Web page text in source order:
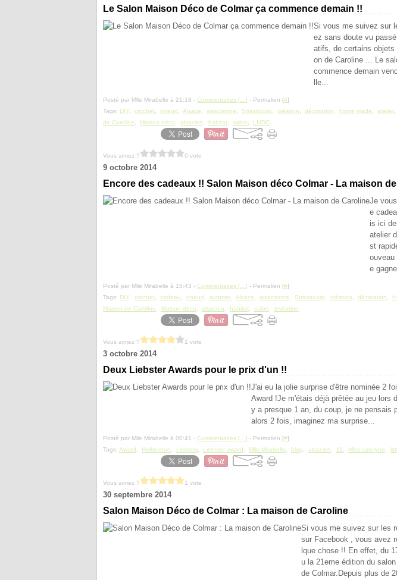
Le Salon Maison Déco de Colmar ça commence demain !!
Si vous me suivez sur
ez sans doute vu
atifs, de certains
on de Caroline ... Le
commence demain
lle...
Posté par Mlle Mirabelle à 21:18 - Commentaires [ ] - Permalien [#]
Tags: DIY crochet noeud Alsace alsacienne Strasbourg création décoration home made atelier,
de Caroline
Maison déco alsacien habitat salon LMDC
Vous aimez ? 0 vote
9 octobre 2014
Encore des cadeaux !! Salon Maison déco Colmar - La maison
Je
e
is ici
atelier
st
ouveau
e
Posté par Mlle Mirabelle à 15:43 - Commentaires [ ] - Permalien [#]
Tags: DIY crochet cadeau noeud surprise Alsace alsacienne Strasbourg création décoration
Maison de Caroline
Maison déco alsacien habitat salon invitation
Vous aimez ? 1 vote
3 octobre 2014
Deux Liebster Awards pour le prix d'un !!
J'ai eu la jolie surprise d'être nominée 2
Award !Je m'étais déjà prêtée au jeu lors
y a presque 1 an, du coup, je ne pensais
alors 2 fois, imaginez ma surprise...
Posté par Mlle Mirabelle à 00:41 - Commentaires [ ] - Permalien [#]
Tags: Award Hellocoton Liebster, Liebster award Mlle Mirabelle blog alsacien 11 Miss carolyne
Vous aimez ? 1 vote
30 septembre 2014
Salon Maison Déco de Colmar : La maison de Caroline
Si vous me suivez sur les
sur Facebook , vous avez
lque chose !! En effet, du
u la 21eme édition du
de Colmar.Depuis plus de